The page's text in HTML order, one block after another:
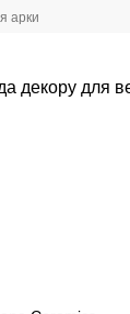
арки
декору для